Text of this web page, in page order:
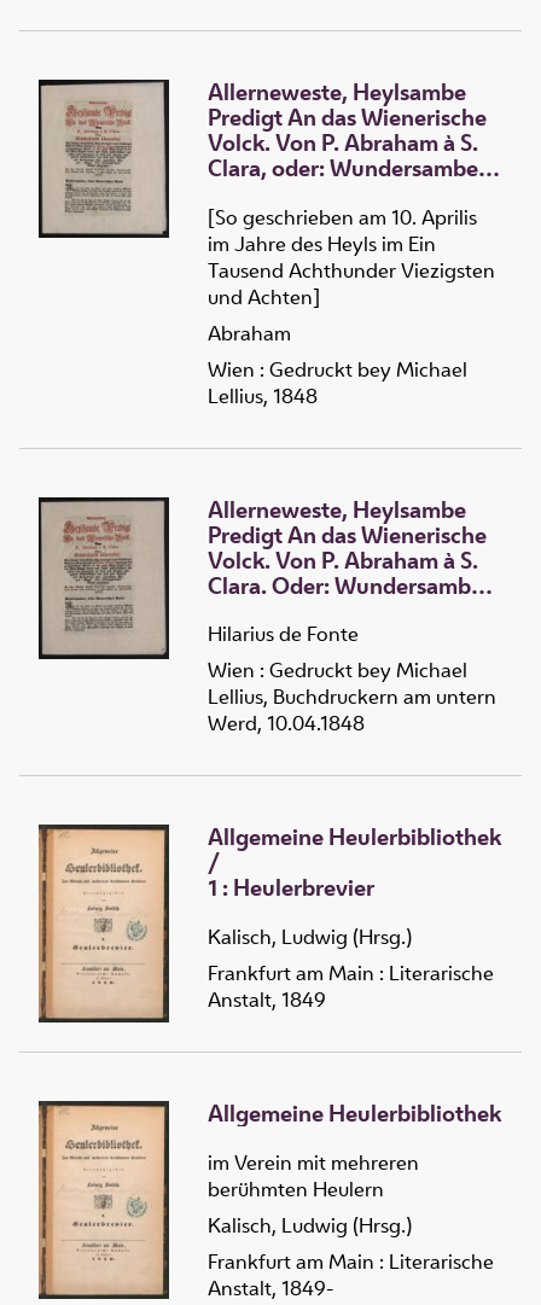
Allerneweste, Heylsambe
Predigt An das Wienerische
Volck. Von P. Abraham à S.
Clara, oder: Wundersambe
[So geschrieben am 10. Aprilis
im Jahre des Heyls im Ein
Tausend Achthunder Viezigsten
und Achten]
Abraham
Wien : Gedruckt bey Michael
Lellius, 1848
Allerneweste, Heylsambe
Predigt An das Wienerische
Volck. Von P. Abraham à S.
Clara. Oder: Wundersambe
fürtrefflicher Ertz-Prediger,
nach 100jähriger Rast sein
Grab-Truhel in Maria-Brunn
vonwegen des
großmächtigen Getös, so die
verlassen und abermalen ...
sein salbungsreichen Mund
aufgethan ... ; [So
im Jahre des Heyls im Ein
Tausend Achthundert
Vierzigsten und Achten]
Hilarius de Fonte
Wien : Gedruckt bey Michael
Lellius, Buchdruckern am untern
Werd, 10.04.1848
Allgemeine Heulerbibliothek
/
1 :Heulerbrevier
Kalisch, Ludwig (Hrsg.)
Frankfurt am Main : Literarische
Anstalt, 1849
Allgemeine Heulerbibliothek
im Verein mit mehreren
berühmten Heulern
Kalisch, Ludwig (Hrsg.)
Frankfurt am Main : Literarische
Anstalt, 1849-